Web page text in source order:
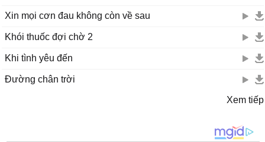
Xin mọi cơn đau không còn về sau
Khói thuốc đợi chờ 2
Khi tình yêu đến
Đường chân trời
Xem tiếp